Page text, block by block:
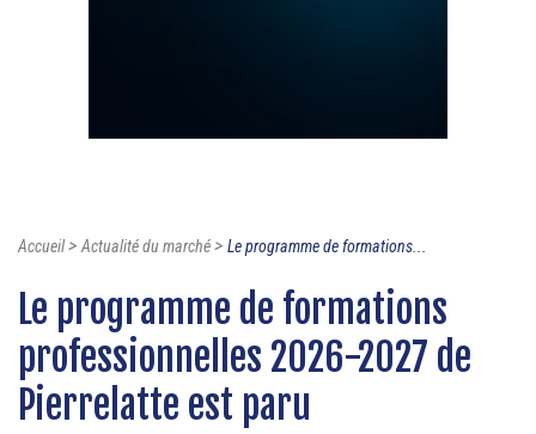
Accueil>Actualité du marché> Le programme de formations...
Le programme de formations
professionnelles 2026-2027 de
Pierrelatte est paru